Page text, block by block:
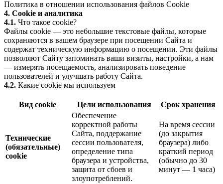
Политика в отношении использования файлов Cookie
4. Cookie и аналитика
4.1. Что такое cookie?
Файлы cookie — это небольшие текстовые файлы, которые
сохраняются в вашем браузере при посещении Сайта и
содержат техническую информацию о посещении. Эти файлы
позволяют Сайту запоминать ваши визиты, настройки, а нам
— измерять посещаемость, анализировать поведение
пользователей и улучшать работу Сайта.
4.2. Какие cookie мы используем
Вид cookie Цели использования Срок хранения
Технические
(обязательные)
cookie
Обеспечение
корректной работы
Сайта, поддержание
сессии пользователя,
определение типа
браузера и устройства,
защита от сбоев и
злоупотреблений.
На время сессии
(до закрытия
браузера) либо
краткий период
(обычно до 30
минут — 1 часа)